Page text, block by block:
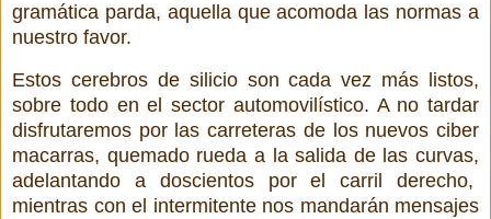
gramática parda, aquella que acomoda las normas a
nuestro favor.
Estos cerebros de silicio son cada vez más listos,
sobre todo en el sector automovilístico. A no tardar
disfrutaremos por las carreteras de los nuevos ciber
macarras, quemado rueda a la salida de las curvas,
adelantando a doscientos por el carril derecho,
mientras con el intermitente nos mandarán mensajes